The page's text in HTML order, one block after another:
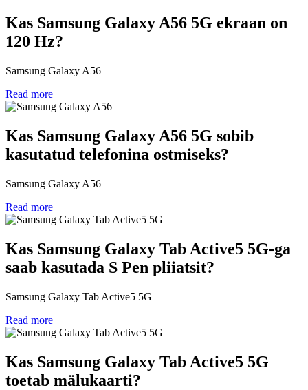
Kas Samsung Galaxy A56 5G ekraan on
120 Hz?
Samsung Galaxy A56
Read more
Kas Samsung Galaxy A56 5G sobib
kasutatud telefonina ostmiseks?
Samsung Galaxy A56
Read more
Kas Samsung Galaxy Tab Active5 5G-ga
saab kasutada S Pen pliiatsit?
Samsung Galaxy Tab Active5 5G
Read more
Kas Samsung Galaxy Tab Active5 5G
toetab mälukaarti?